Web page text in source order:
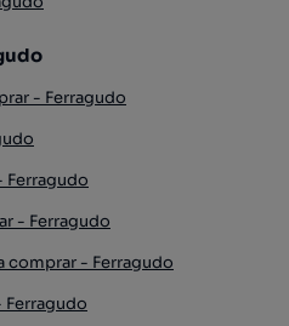
- Ferragudo
Ferragudo
- Ferragudo
comprar - Ferragudo
Ferragudo